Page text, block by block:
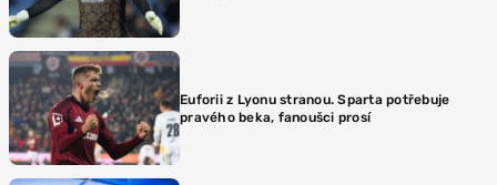
Euforii z Lyonu stranou. Sparta potřebuje
pravého beka, fanoušci prosí